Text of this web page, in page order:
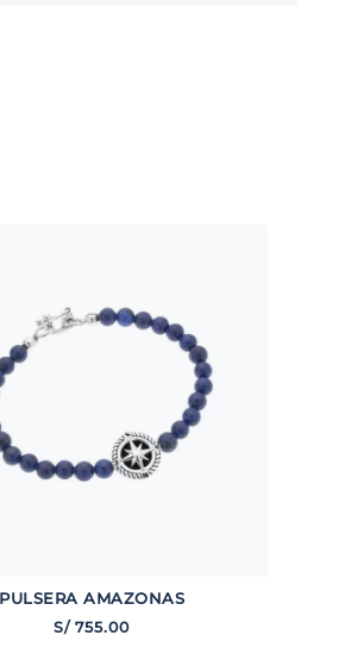
PULSERA AMAZONAS
S/ 755.00